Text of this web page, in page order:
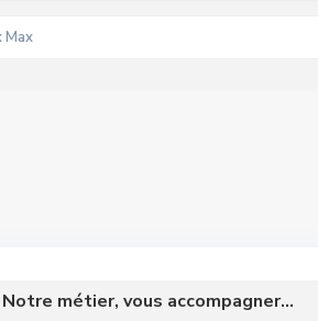
Notre métier, vous accompagner...